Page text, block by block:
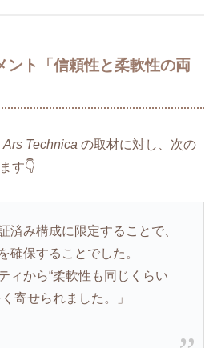
ト「信頼性と柔軟性の両
Ars Technica の取材に対し、次の
す👇
済み構成に限定することで、
確保することでした。
ィから“柔軟性も同じくらい
寄せられました。」